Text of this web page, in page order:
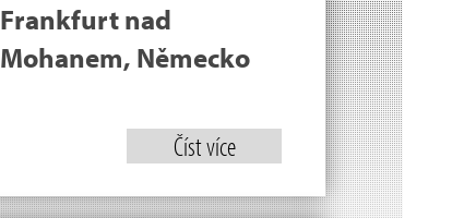
Frankfurt nad
Mohanem, Německo
Číst více